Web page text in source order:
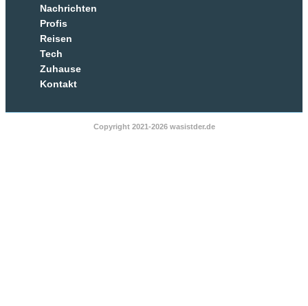
Nachrichten
Profis
Reisen
Tech
Zuhause
Kontakt
Copyright 2021-2026 wasistder.de